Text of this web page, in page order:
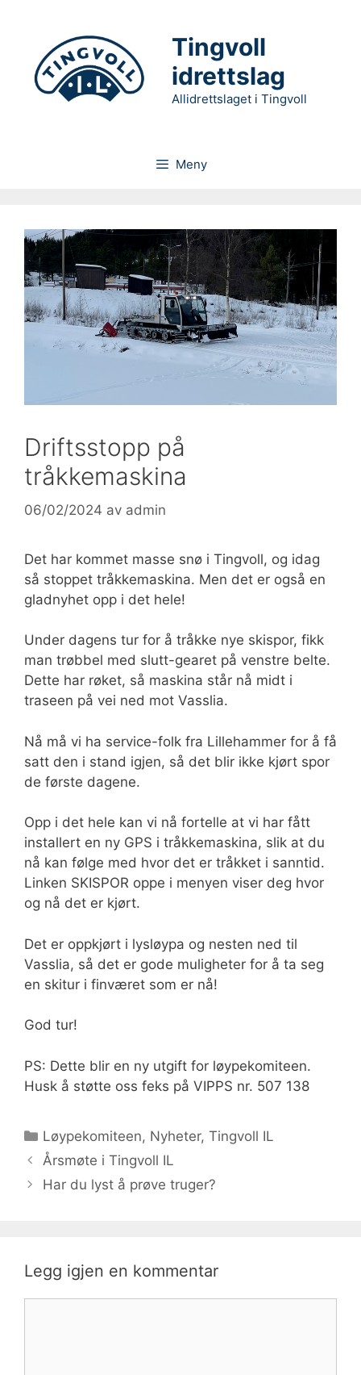
Tingvoll
idrettslag
Allidrettslaget i Tingvoll
Meny
Driftsstopp på
tråkkemaskina
06/02/2024 av admin
Det har kommet masse snø i Tingvoll, og idag
så stoppet tråkkemaskina. Men det er også en
gladnyhet opp i det hele!
Under dagens tur for å tråkke nye skispor, fikk
man trøbbel med slutt-gearet på venstre belte.
Dette har røket, så maskina står nå midt i
traseen på vei ned mot Vasslia.
Nå må vi ha service-folk fra Lillehammer for å få
satt den i stand igjen, så det blir ikke kjørt spor
de første dagene.
Opp i det hele kan vi nå fortelle at vi har fått
installert en ny GPS i tråkkemaskina, slik at du
nå kan følge med hvor det er tråkket i sanntid.
Linken SKISPOR oppe i menyen viser deg hvor
og nå det er kjørt.
Det er oppkjørt i lysløypa og nesten ned til
Vasslia, så det er gode muligheter for å ta seg
en skitur i finværet som er nå!
God tur!
PS: Dette blir en ny utgift for løypekomiteen.
Husk å støtte oss feks på VIPPS nr. 507 138
Kategorier
Løypekomiteen, Nyheter,Tingvoll IL
Årsmøte i Tingvoll IL
Har du lyst å prøve truger?
Legg igjen en kommentar